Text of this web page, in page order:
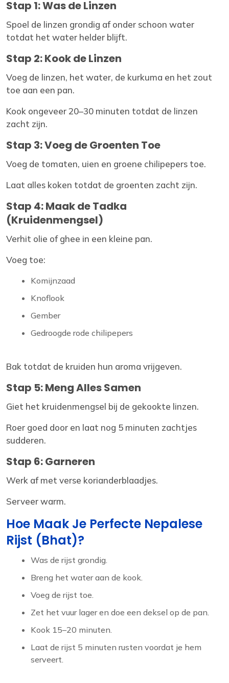
Stap 1: Was de Linzen
Spoel de linzen grondig af onder schoon water
totdat het water helder blijft.
Stap 2: Kook de Linzen
Voeg de linzen, het water, de kurkuma en het zout
toe aan een pan.
Kook ongeveer 20–30 minuten totdat de linzen
zacht zijn.
Stap 3: Voeg de Groenten Toe
Voeg de tomaten, uien en groene chilipepers toe.
Laat alles koken totdat de groenten zacht zijn.
Stap 4: Maak de Tadka
(Kruidenmengsel)
Verhit olie of ghee in een kleine pan.
Voeg toe:
Komijnzaad
Knoflook
Gember
Gedroogde rode chilipepers
Bak totdat de kruiden hun aroma vrijgeven.
Stap 5: Meng Alles Samen
Giet het kruidenmengsel bij de gekookte linzen.
Roer goed door en laat nog 5 minuten zachtjes
sudderen.
Stap 6: Garneren
Werk af met verse korianderblaadjes.
Serveer warm.
Hoe Maak Je Perfecte Nepalese
Rijst (Bhat)?
Was de rijst grondig.
Breng het water aan de kook.
Voeg de rijst toe.
Zet het vuur lager en doe een deksel op de pan.
Kook 15–20 minuten.
Laat de rijst 5 minuten rusten voordat je hem
serveert.